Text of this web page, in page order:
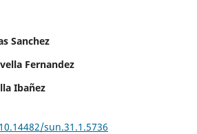
Sanchez
Fernandez
Ibañez
sun.31.1.5736